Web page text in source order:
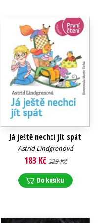
Já ještě nechci jít spát
Astrid Lindgrenová
183 Kč 229 Kč
Do košíku